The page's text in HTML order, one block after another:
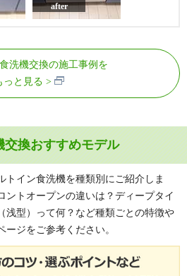
after
洗機交換の施工事例を
っと見る
換おすすめモデル
トイン食洗機を種類別にご紹介しま
ントオープンの違いは？ディープタイ
浅型）って何？など種類ごとの特徴や
ジをご参考ください。